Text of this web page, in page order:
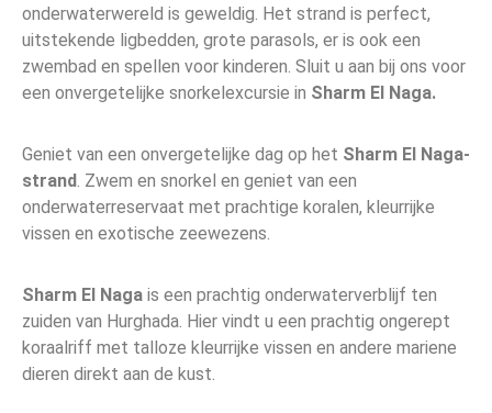
onderwaterwereld is geweldig. Het strand is perfect,
uitstekende ligbedden, grote parasols, er is ook een
zwembad en spellen voor kinderen. Sluit u aan bij ons voor
een onvergetelijke snorkelexcursie in Sharm El Naga.
Geniet van een onvergetelijke dag op het Sharm El Naga-
strand. Zwem en snorkel en geniet van een
onderwaterreservaat met prachtige koralen, kleurrijke
vissen en exotische zeewezens.
Sharm El Naga is een prachtig onderwaterverblijf ten
zuiden van Hurghada. Hier vindt u een prachtig ongerept
koraalriff met talloze kleurrijke vissen en andere mariene
dieren direkt aan de kust.